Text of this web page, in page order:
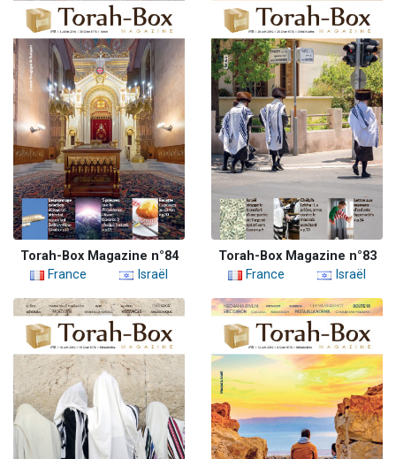
Torah-Box Magazine n°84
France
Israël
Torah-Box Magazine n°83
France
Israël